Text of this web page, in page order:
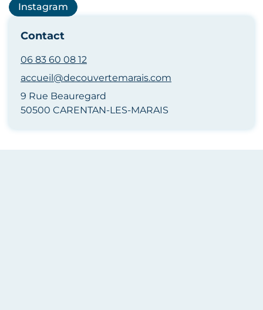
Instagram
Contact
06 83 60 08 12
accueil@decouvertemarais.com
9 Rue Beauregard
50500 CARENTAN-LES-MARAIS